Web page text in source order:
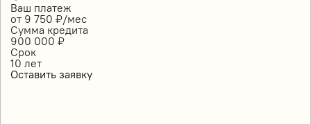
Ваш платеж
от 9 750 ₽/мес
Сумма кредита
900 000 ₽
Срок
10 лет
Оставить заявку